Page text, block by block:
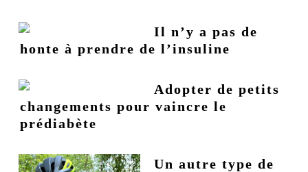
Il n’y a pas de
honte à prendre de l’insuline
Adopter de petits
changements pour vaincre le
prédiabète
Un autre type de